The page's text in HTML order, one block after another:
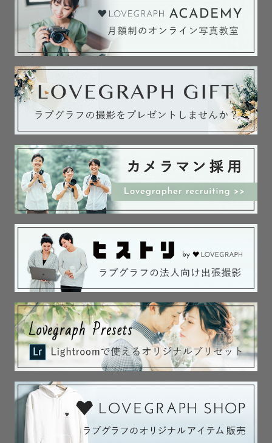
- - - - - - - - - - - - - - - - - - - - -
【②お宮参り撮影について】
◎産着の着付け完全お任せOK
（着付けの際、お手伝いをお願いします🙇‍♀️）
お宮参りおめでとうございます。
もんちゃんの撮影はママパパにも赤ちゃんにも負担の少な
い 短時間 / 移動最小限 の撮影🌿
長時間立っての撮影は赤ちゃんはもちろんママパパもしん
どいはず。
そのためお宮参りでは下記3点に特に意識を向けながら撮影
しています！
🌟短時間：ご希望があれば1時間以内も可能
🌟休憩たっぷり：授乳・おむつ替え何回でもしましょう！
🌟移動最小限：最短距離で撮影できるように下見の段階で
念入りにルートを組んでいます。
もちろん1時間半の枠の使い方は自由ですので、時間いっぱ
い撮影したいんです！という方も大歓迎です！皆様のペー
スを第一に、残すべきところは責任もってきちんと写真に
収めさせていただきますので、お任せください。
- - - - - - - - - - - - - - - - - - - - -